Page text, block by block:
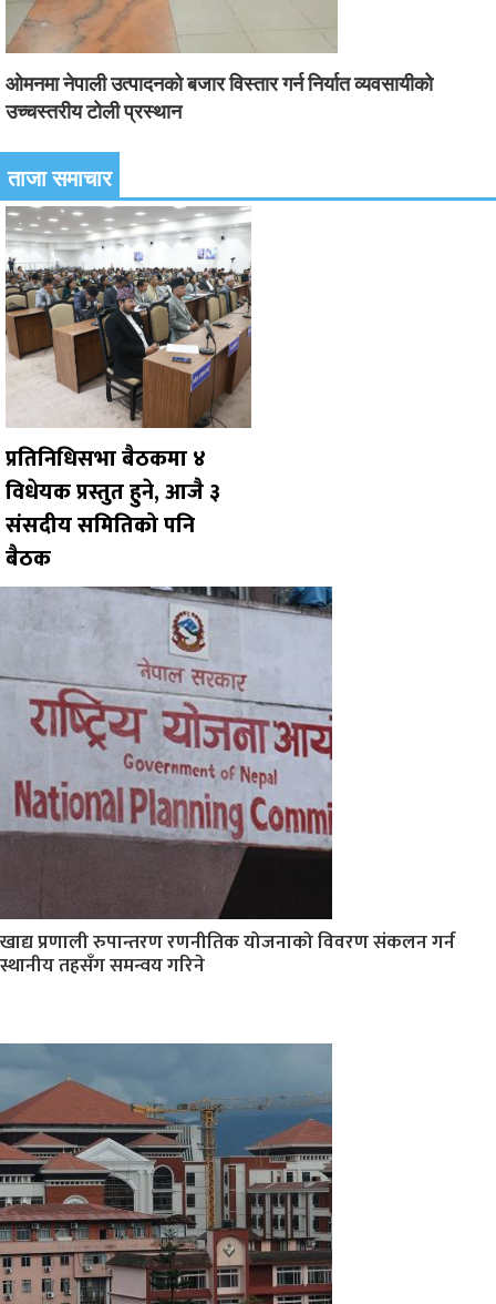
ओमनमा नेपाली उत्पादनको बजार विस्तार गर्न निर्यात व्यवसायीको
उच्चस्तरीय टोली प्रस्थान
ताजा समाचार
प्रतिनिधिसभा बैठकमा ४
विधेयक प्रस्तुत हुने, आजै ३
संसदीय समितिको पनि
बैठक
खाद्य प्रणाली रुपान्तरण रणनीतिक योजनाको विवरण संकलन गर्न
स्थानीय तहसँग समन्वय गरिने